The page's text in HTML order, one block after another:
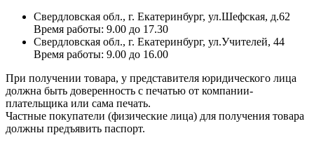
Свердловская обл., г. Екатеринбург, ул.Шефская, д.62
Время работы: 9.00 до 17.30
Свердловская обл., г. Екатеринбург, ул.Учителей, 44
Время работы: 9.00 до 16.00
При получении товара, у представителя юридического лица
должна быть доверенность с печатью от компании-
плательщика или сама печать.
Частные покупатели (физические лица) для получения товара
должны предъявить паспорт.